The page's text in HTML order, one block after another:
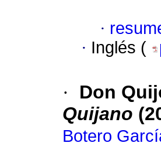
·
· Inglés (
·
Don
Quijano
Botero